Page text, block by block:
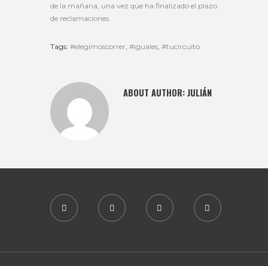
de la mañana, una vez que ha finalizado el plazo
de reclamaciones.
Tags: #elegimoscorrer, #iguales, #tucircuito
ABOUT AUTHOR:JULIÁN